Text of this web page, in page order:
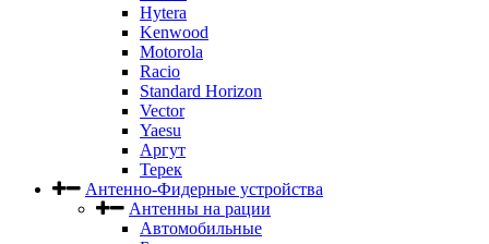
Hytera
Kenwood
Motorola
Racio
Standard Horizon
Vector
Yaesu
Аргут
Терек
Антенно-Фидерные устройства
Антенны на рации
Автомобильные